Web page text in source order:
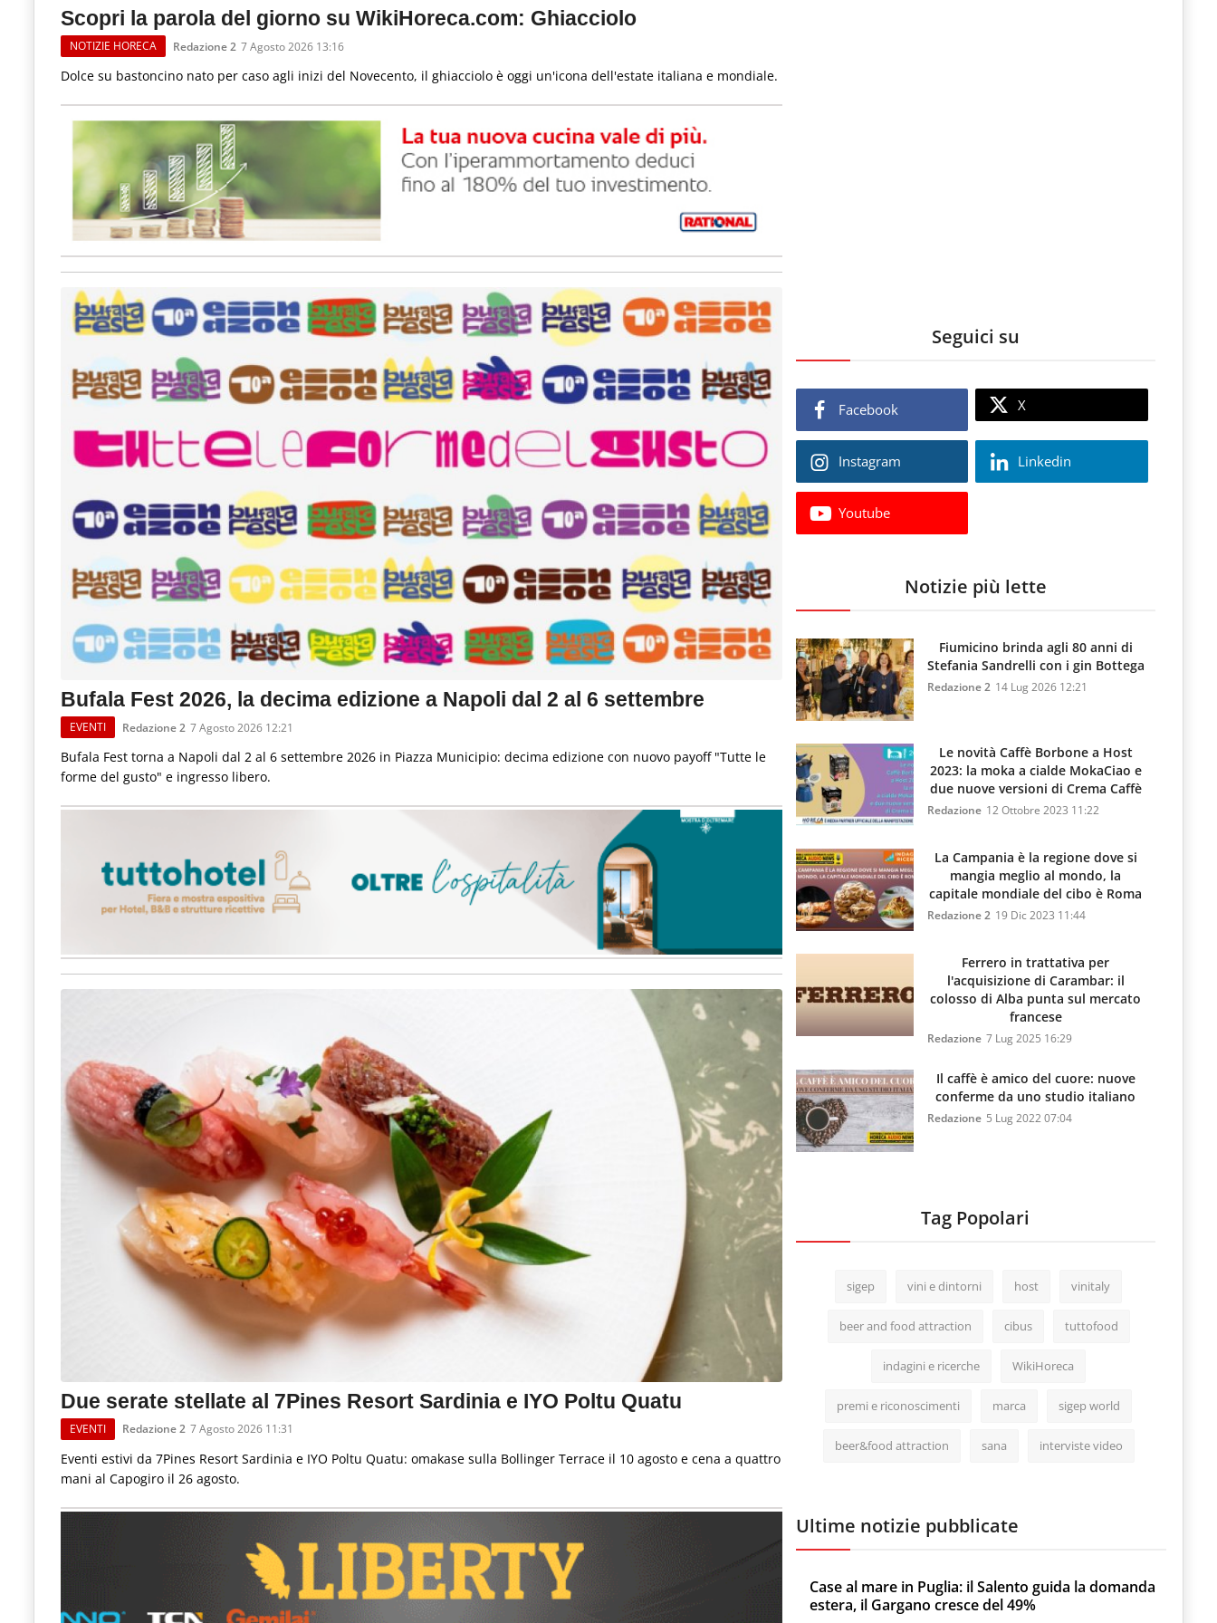
Scopri la parola del giorno su WikiHoreca.com: Ghiacciolo
NOTIZIE HORECA Redazione 2 7 Agosto 2026 13:16
Dolce su bastoncino nato per caso agli inizi del Novecento, il ghiacciolo è oggi un'icona dell'estate italiana e mondiale.
Bufala Fest 2026, la decima edizione a Napoli dal 2 al 6 settembre
EVENTI Redazione 2 7 Agosto 2026 12:21
Bufala Fest torna a Napoli dal 2 al 6 settembre 2026 in Piazza Municipio: decima edizione con nuovo payoff "Tutte le
forme del gusto" e ingresso libero.
Due serate stellate al 7Pines Resort Sardinia e IYO Poltu Quatu
EVENTI Redazione 2 7 Agosto 2026 11:31
Eventi estivi da 7Pines Resort Sardinia e IYO Poltu Quatu: omakase sulla Bollinger Terrace il 10 agosto e cena a quattro
mani al Capogiro il 26 agosto.
Seguici su
Facebook X
Instagram Linkedin
Youtube
Notizie più lette
Fiumicino brinda agli 80 anni di
Stefania Sandrelli con i gin Bottega
Redazione 2 14 Lug 2026 12:21
Le novità Caffè Borbone a Host
2023: la moka a cialde MokaCiao e
due nuove versioni di Crema Caffè
Redazione 12 Ottobre 2023 11:22
La Campania è la regione dove si
mangia meglio al mondo, la
capitale mondiale del cibo è Roma
Redazione 2 19 Dic 2023 11:44
Ferrero in trattativa per
l'acquisizione di Carambar: il
colosso di Alba punta sul mercato
francese
Redazione 7 Lug 2025 16:29
Il caffè è amico del cuore: nuove
conferme da uno studio italiano
Redazione 5 Lug 2022 07:04
Tag Popolari
sigep vini e dintorni host vinitaly
beer and food attraction cibus tuttofood
indagini e ricerche WikiHoreca
premi e riconoscimenti marca sigep world
beer&food attraction sana interviste video
Ultime notizie pubblicate
Case al mare in Puglia: il Salento guida la domanda
estera, il Gargano cresce del 49%